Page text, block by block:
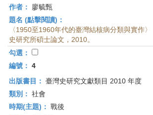
作者：
廖毓甄
題名 (點擊閱讀)：
〈1950至1960年代的臺灣結核病分類與實作
史研究所碩士論文，2010。
勾選：
編號： 4
出版書目： 臺灣史研究文獻類目 2010 年度
類別： 社會
時期(主題)： 戰後